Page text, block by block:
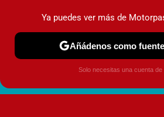
Ya puedes ver más de
Añádenos como
Solo necesitas una cuenta de